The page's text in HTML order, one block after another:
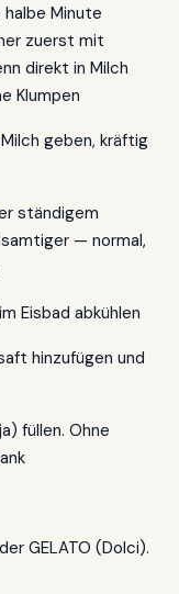
Minute
zuerst mit
direkt in Milch
Klumpen
geben, kräftig
ständigem
— normal,
Eisbad abkühlen
hinzufügen und
füllen. Ohne
GELATO (Dolci).